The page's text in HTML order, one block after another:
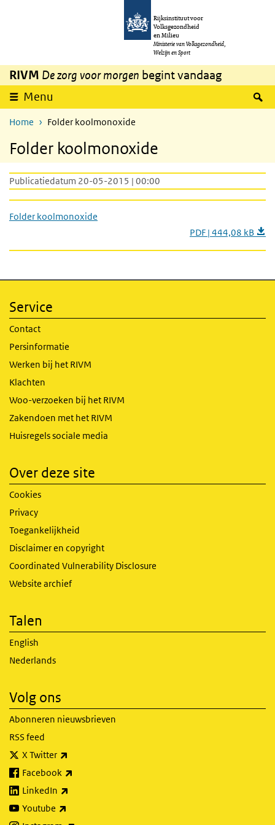
Overslaan en naar de inhoud gaan
Rijksinstituut voor
Volksgezondheid
en Milieu
Ministerie van Volksgezondheid,
Welzijn en Sport
RIVM De zorg voor morgen begint vandaag
Menu
Home Folder koolmonoxide
Folder koolmonoxide
Publicatiedatum 20-05-2015 | 00:00
Folder koolmonoxide
PDF | 444,08 kB
Service
Contact
Persinformatie
Werken bij het RIVM
Klachten
Woo-verzoeken bij het RIVM
Zakendoen met het RIVM
Huisregels sociale media
Over deze site
Cookies
Privacy
Toegankelijkheid
Disclaimer en copyright
Coordinated Vulnerability Disclosure
Website archief
Talen
English
Nederlands
Volg ons
Abonneren nieuwsbrieven
RSS feed
X Twitter
Facebook
LinkedIn
Youtube